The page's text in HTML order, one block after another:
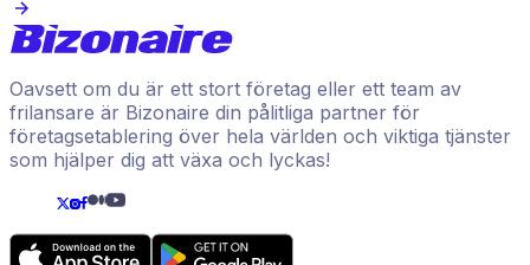
Oavsett om du är ett stort företag eller ett team av
frilansare är Bizonaire din pålitliga partner för
företagsetablering över hela världen och viktiga tjänster
som hjälper dig att växa och lyckas!